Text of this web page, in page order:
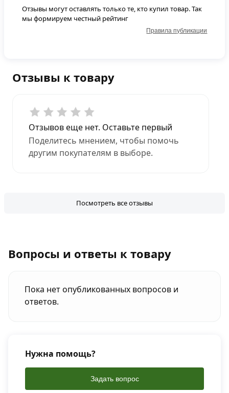
Отзывы к товару
Отзывов еще нет. Оставьте первый
Поделитесь мнением, чтобы помочь
другим покупателям в выборе.
Посмотреть все отзывы
Отзывы могут оставлять только те, кто купил товар. Так
мы формируем честный рейтинг
Правила публикации
Вопросы и ответы к товару
Пока нет опубликованных вопросов и
ответов.
Нужна помощь?
Задать вопрос